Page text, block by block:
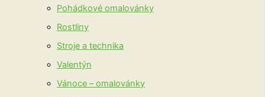
Pohádkové omalovánky
Rostliny
Stroje a technika
Valentýn
Vánoce – omalovánky